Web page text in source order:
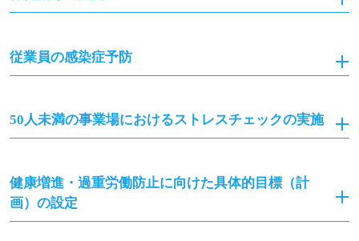
従業員の感染症予防
50人未満の事業場におけるストレスチェックの実施
健康増進・過重労働防止に向けた具体的目標（計
画）の設定